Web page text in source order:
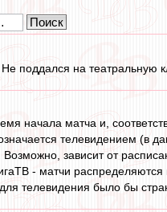
поддался на театральную
начала матча и,
телевидением (в
зависит от
- матчи
телевидения было бы